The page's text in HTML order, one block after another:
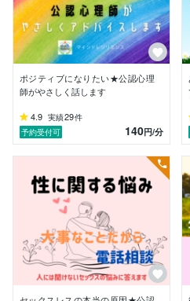
■インナーチャイルドをいや
■藤川理論に基づいた栄養療
指導
■ストレスへの対処法・燃え
ト）
■思春期の子どものこころ、子
の実施
ポジティブになりたい★公認心理
師がやさしく話します
4.9 実績29件
予約受付可
140円/分